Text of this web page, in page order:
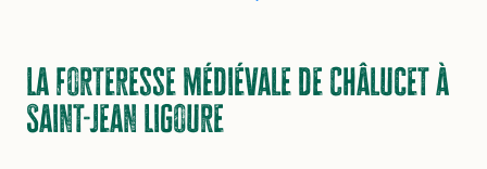
La forteresse médiévale de Châlucet à
Saint-Jean Ligoure